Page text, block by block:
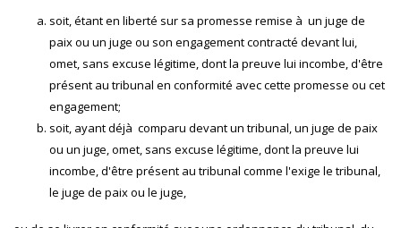
soit, étant en liberté sur sa promesse remise à un juge de
paix ou un juge ou son engagement contracté devant lui,
omet, sans excuse légitime, dont la preuve lui incombe, d'être
présent au tribunal en conformité avec cette promesse ou cet
engagement;
soit, ayant déjà comparu devant un tribunal, un juge de paix
ou un juge, omet, sans excuse légitime, dont la preuve lui
incombe, d'être présent au tribunal comme l'exige le tribunal,
le juge de paix ou le juge,